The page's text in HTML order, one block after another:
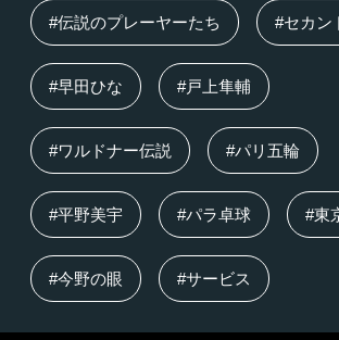
#伝説のプレーヤーたち #セカン
#早田ひな #戸上隼輔
#ワルドナー伝説 #パリ五輪
#平野美宇 #パラ卓球 #東
#今野の眼 #サービス